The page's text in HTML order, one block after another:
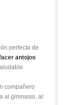
perfecta de
antojos
compañero
al gimnasio, al